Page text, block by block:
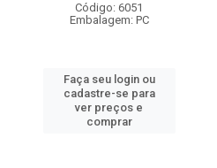
Código: 6051
Embalagem: PC
Faça seu login ou
cadastre-se para
ver preços e
comprar